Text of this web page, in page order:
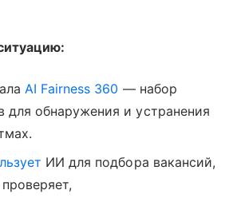
AI Fairness 360 — набор
для обнаружения и устранения
ИИ для подбора вакансий,